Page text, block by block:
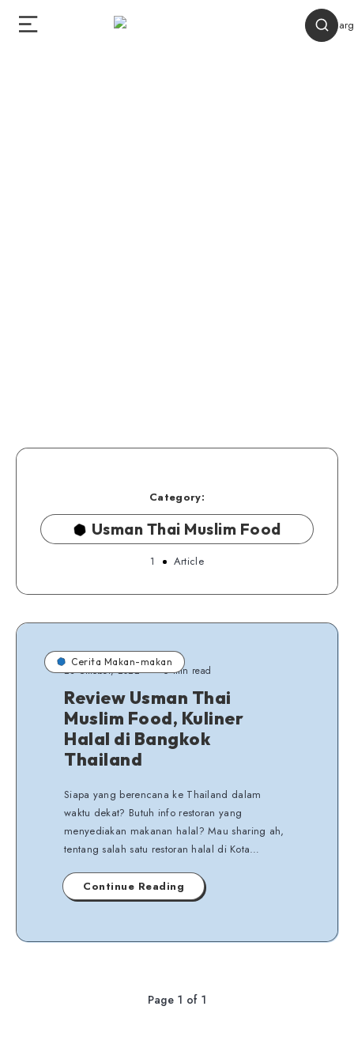
Category:
Usman Thai Muslim Food
1 Article
Cerita Makan-makan
23 Oktober, 2022 6 min read
Review Usman Thai
Muslim Food, Kuliner
Halal di Bangkok
Thailand
Siapa yang berencana ke Thailand dalam
waktu dekat? Butuh info restoran yang
menyediakan makanan halal? Mau sharing ah,
tentang salah satu restoran halal di Kota…
Continue Reading
Page 1 of 1